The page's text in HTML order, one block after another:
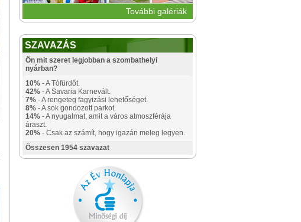
További galériák
SZAVAZÁS
Ön mit szeret legjobban a szombathelyi
nyárban?
10% - A Tófürdőt.
42% - A Savaria Karnevált.
7% - A rengeteg fagyizási lehetőséget.
8% - A sok gondozott parkot.
14% - A nyugalmat, amit a város atmoszférája
áraszt.
20% - Csak az számít, hogy igazán meleg legyen.
Összesen 1954 szavazat